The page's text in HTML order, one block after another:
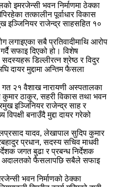
इमरजेन्सी भवन निर्माणमा ठेक्का
तत्कालीन पूर्वाधार विकास
इञ्जिनियर राजेन्द्र साहसहित १०
लगाइएका सबै प्रतिवादीमाथि आरोप
सफाइ दिएको हो। विशेष
डिल्लीरत्न श्रेष्ठ र विदुर
दायर मुद्दामा अन्तिम फैसला
२१ वैशाख नारायणी अस्पतालका
ठाकुर, सहरी विकास तथा भवन
इञ्जिनियर राजेन्द्र साह र
बनाउँदै मुद्दा दायर गरेको
यादव, लेखापाल सुदिप कुमार
प्रधान, सदस्य सचिव माधवी
जगत बुढा र प्रबन्ध निर्देशक
अदालतको फैसलापछि सबैले सफाइ
भवन निर्माणको ठेक्का